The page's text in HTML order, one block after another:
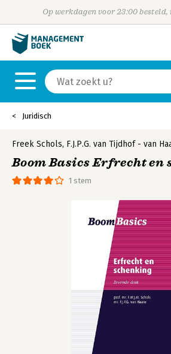
Op werkdagen voor 23:00
Juridisch
1 stem
Freek Schols, F.J.P.G. van Tijdhof - van
Boom Basics Erfrecht en